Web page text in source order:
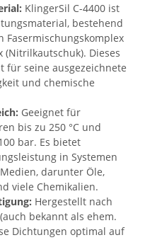
KlingerSil C-4400 ist
bestehend
Fasermischungskomplex
(Nitrilkautschuk). Dieses
für seine ausgezeichnete
und chemische
Geeignet für
bis zu 250 °C und
bar. Es bietet
in Systemen
darunter Öle,
viele Chemikalien.
Hergestellt nach
(auch bekannt als ehem.
Dichtungen optimal auf